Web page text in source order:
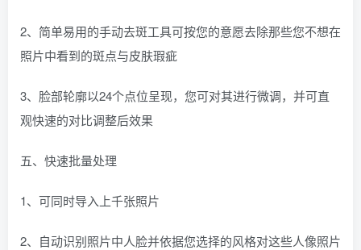
2、简单易用的手动去斑工具可按您的意愿去除那些您不想在
照片中看到的斑点与皮肤瑕疵
3、脸部轮廓以24个点位呈现，您可对其进行微调，并可直
观快速的对比调整后效果
五、快速批量处理
1、可同时导入上千张照片
2、自动识别照片中人脸并依据您选择的风格对这些人像照片